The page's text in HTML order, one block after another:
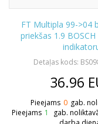
FT Multipla 99->04
priekšas 1.9
Detaļas kods:
36.96
Pieejams 0 gab.
Pieejams 1
gab.